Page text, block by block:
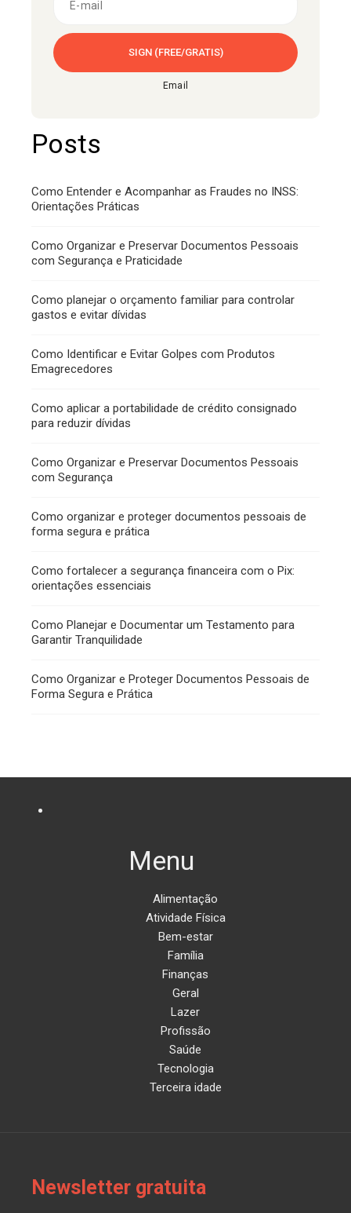
Email
Posts
Como Entender e Acompanhar as Fraudes no INSS:
Orientações Práticas
Como Organizar e Preservar Documentos Pessoais
com Segurança e Praticidade
Como planejar o orçamento familiar para controlar
gastos e evitar dívidas
Como Identificar e Evitar Golpes com Produtos
Emagrecedores
Como aplicar a portabilidade de crédito consignado
para reduzir dívidas
Como Organizar e Preservar Documentos Pessoais
com Segurança
Como organizar e proteger documentos pessoais de
forma segura e prática
Como fortalecer a segurança financeira com o Pix:
orientações essenciais
Como Planejar e Documentar um Testamento para
Garantir Tranquilidade
Como Organizar e Proteger Documentos Pessoais de
Forma Segura e Prática
Menu
Alimentação
Atividade Física
Bem-estar
Família
Finanças
Geral
Lazer
Profissão
Saúde
Tecnologia
Terceira idade
Newsletter gratuita